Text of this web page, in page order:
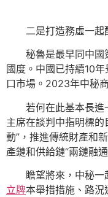
二是打造務虛一起
秘魯是最早同中
國度。中國已持續10
口市場。2023年中秘
若何在此基本長進
主席在談判中指明標
動”，推進傳統財產和
產鏈和供給鏈“兩鏈融通
瞻望將來，中秘
立牌本舉措措施、路況